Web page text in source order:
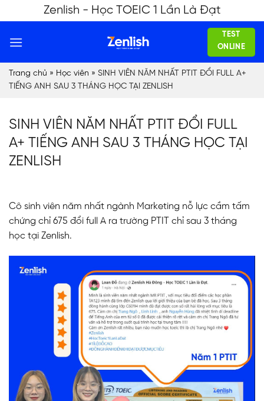
to
content
Zenlish - Học TOEIC 1 Lần Là Đạt
TEST
ONLINE
Trang chủ » Học viên » SINH VIÊN NĂM NHẤT PTIT ĐỔI FULL A+
TIẾNG ANH SAU 3 THÁNG HỌC TẠI ZENLISH
SINH VIÊN NĂM NHẤT PTIT ĐỔI FULL
A+ TIẾNG ANH SAU 3 THÁNG HỌC TẠI
ZENLISH
Cô sinh viên năm nhất ngành Marketing nỗ lực cầm tấm
chứng chỉ 675 đổi full A ra trường PTIT chỉ sau 3 tháng
học tại Zenlish.